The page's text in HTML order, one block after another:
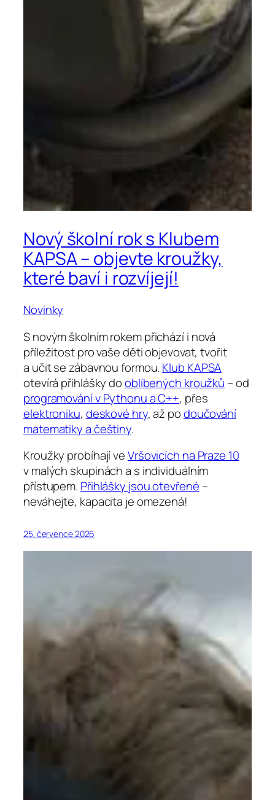
Nový školní rok s Klubem
KAPSA – objevte kroužky,
které baví i rozvíjejí!
Novinky
S novým školním rokem přichází i nová
příležitost pro vaše děti objevovat, tvořit
a učit se zábavnou formou. Klub KAPSA
otevírá přihlášky dooblíbených kroužků – od
programování v Pythonu a C++, přes
elektroniku, deskové hry, až podoučování
matematiky a češtiny.
Kroužky probíhají veVršovicích na Praze 10
v malých skupinách a s individuálním
přístupem. Přihlášky jsou otevřené –
neváhejte, kapacita je omezená!
25. července 2026